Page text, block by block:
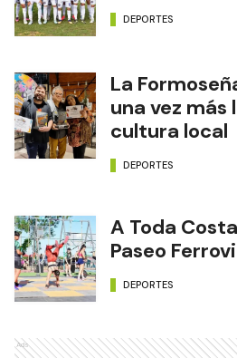
DEPORTES
La
una vez más
cultura local
DEPORTES
A Toda
Paseo
DEPORTES
Ads